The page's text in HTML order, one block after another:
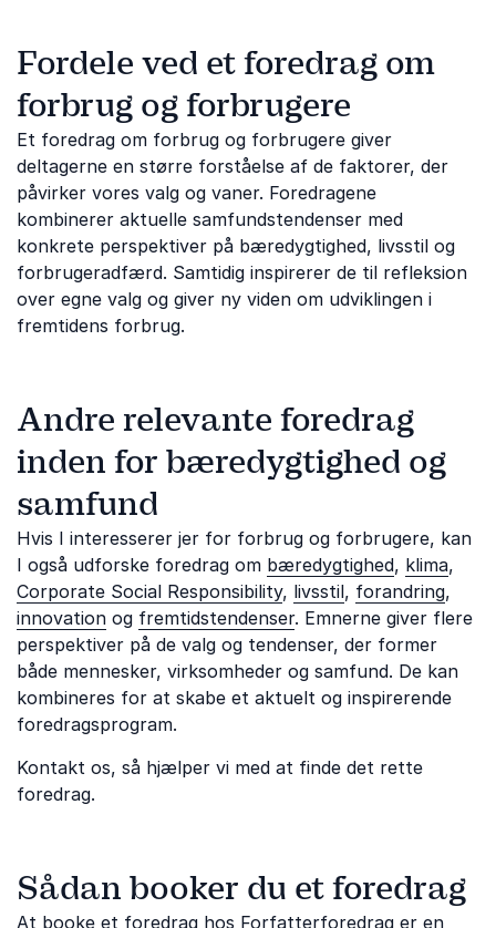
Fordele ved et foredrag om
forbrug og forbrugere
Et foredrag om forbrug og forbrugere giver
deltagerne en større forståelse af de faktorer, der
påvirker vores valg og vaner. Foredragene
kombinerer aktuelle samfundstendenser med
konkrete perspektiver på bæredygtighed, livsstil og
forbrugeradfærd. Samtidig inspirerer de til refleksion
over egne valg og giver ny viden om udviklingen i
fremtidens forbrug.
Andre relevante foredrag
inden for bæredygtighed og
samfund
Hvis I interesserer jer for forbrug og forbrugere, kan
I også udforske foredrag om bæredygtighed, klima,
Corporate Social Responsibility, livsstil, forandring,
innovation og fremtidstendenser. Emnerne giver flere
perspektiver på de valg og tendenser, der former
både mennesker, virksomheder og samfund. De kan
kombineres for at skabe et aktuelt og inspirerende
foredragsprogram.
Kontakt os, så hjælper vi med at finde det rette
foredrag.
Sådan booker du et foredrag
At booke et foredrag hos Forfatterforedrag er en